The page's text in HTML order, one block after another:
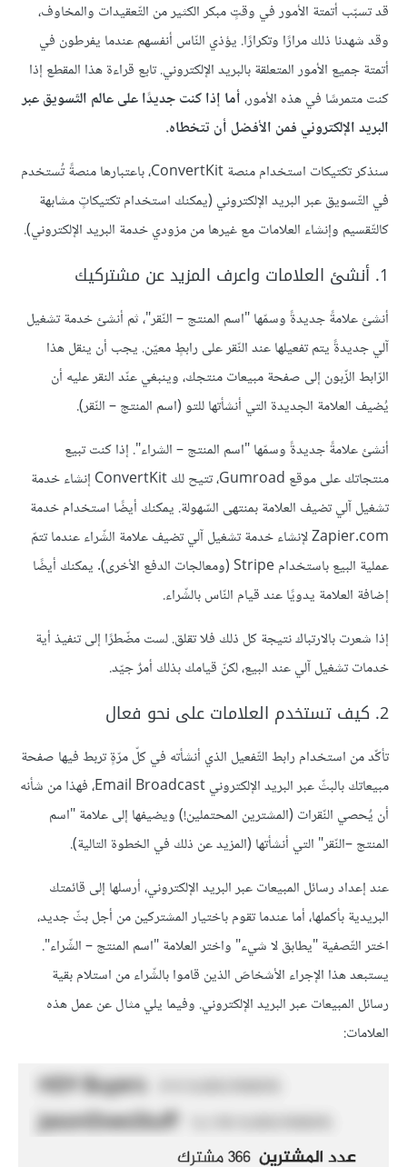
قد تسبّب أتمتة الأمور في وقتٍ مبكر الكثير من التّعقيدات والمخاوف،
وقد شهدنا ذلك مرارًا وتكرارًا. يؤذي النّاس أنفسهم عندما يفرطون في
أتمتة جميع الأمور المتعلقة بالبريد الإلكتروني. تابع قراءة هذا المقطع إذا
كنت متمرسًا في هذه الأمور،أما إذا كنت جديدًا على عالم التّسويق عبر
البريد الإلكتروني فمن الأفضل أن تتخطاه.
سنذكر تكتيكات استخدام منصة ConvertKit، باعتبارها منصةً تُستخدم
في التّسويق عبر البريد الإلكتروني (يمكنك استخدام تكتيكاتٍ مشابهة
كالتّقسيم وإنشاء العلامات مع غيرها من مزودي خدمة البريد الإلكتروني).
1. أنشئ العلامات واعرف المزيد عن مشتركيك
أنشئ علامةً جديدةً وسمّها "اسم المنتج – النّقر"، ثم أنشئ خدمة تشغيل
آلي جديدةً يتم تفعيلها عند النّقر على رابطٍ معيّن. يجب أن ينقل هذا
الرّابط الزّبون إلى صفحة مبيعات منتجك، وينبغي عنّد النقر عليه أن
يُضيف العلامة الجديدة التي أنشأتها للتو (اسم المنتج – النّقر).
أنشئ علامةً جديدةً وسمّها "اسم المنتج – الشراء". إذا كنت تبيع
منتجاتك على موقع Gumroad، تتيح لك ConvertKit إنشاء خدمة
تشغيل آلي تضيف العلامة بمنتهى السّهولة. يمكنك أيضًا استخدام خدمة
Zapier.com لإنشاء خدمة تشغيل آلي تضيف علامة الشّراء عندما تتمّ
عملية البيع باستخدام Stripe (ومعالجات الدفع الأخرى). يمكنك أيضًا
إضافة العلامة يدويًا عند قيام النّاس بالشّراء.
إذا شعرت بالارتباك نتيجة كل ذلك فلا تقلق. لست مضّطرًا إلى تنفيذ أية
خدمات تشغيل آلي عند البيع، لكنّ قيامك بذلك أمرٌ جيّد.
2. كيف تستخدم العلامات على نحو فعال
تأكّد من استخدام رابط التّفعيل الذي أنشأته في كلّ مرّةٍ تربط فيها صفحة
مبيعاتك بالبثّ عبر البريد الإلكتروني Email Broadcast، فهذا من شأنه
أن يُحصي النّقرات (المشترين المحتملين!) ويضيفها إلى علامة "اسم
المنتج –النّقر" التي أنشأتها (المزيد عن ذلك في الخطوة التالية).
عند إعداد رسائل المبيعات عبر البريد الإلكتروني، أرسلها إلى قائمتك
البريدية بأكملها، أما عندما تقوم باختيار المشتركين من أجل بثّ جديد،
اختر التّصفية "يطابق لا شيء" واختر العلامة "اسم المنتج – الشّراء".
يستبعد هذا الإجراء الأشخاصَ الذين قاموا بالشّراء من استلام بقية
رسائل المبيعات عبر البريد الإلكتروني. وفيما يلي مثال عن عمل هذه
العلامات: